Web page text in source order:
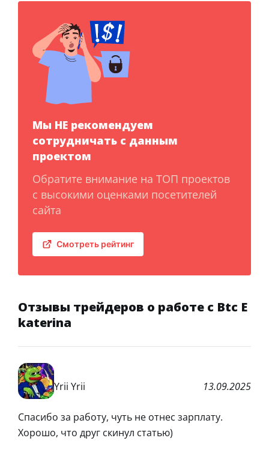
Мы НЕ рекомендуем
сотрудничать с данным
проектом
Обратите внимание на ТОП проектов
с высокими оценками посетителей
сайта
Смотреть рейтинг
Отзывы трейдеров о работе с Btc E
katerina
Yrii Yrii 13.09.2025
Спасибо за работу, чуть не отнес зарплату.
Хорошо, что друг скинул статью)